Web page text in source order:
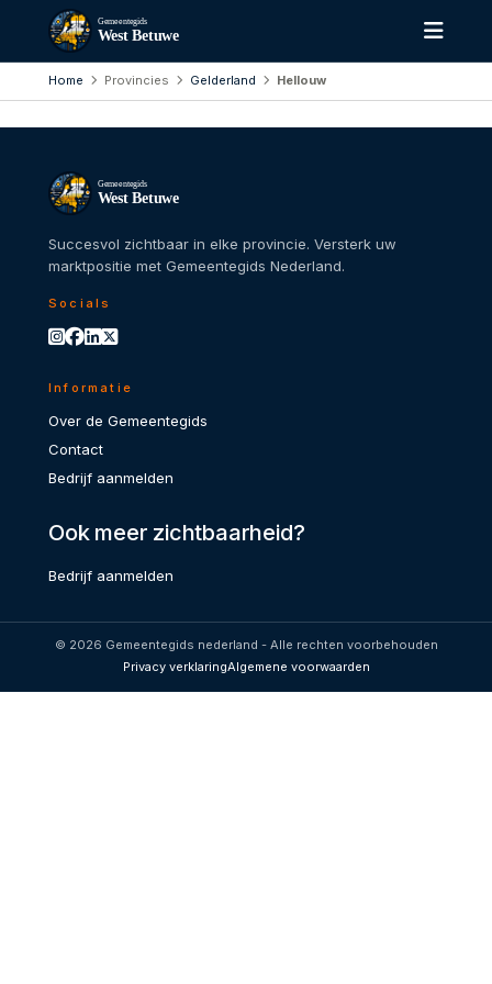
Gemeentegids
West Betuwe
Home Provincies Gelderland Hellouw
Gemeentegids
West Betuwe
Succesvol zichtbaar in elke provincie. Versterk uw
marktpositie met Gemeentegids Nederland.
Socials
Informatie
Over de Gemeentegids
Contact
Bedrijf aanmelden
Ook meer zichtbaarheid?
Bedrijf aanmelden
© 2026 Gemeentegids nederland - Alle rechten voorbehouden
Privacy verklaringAlgemene voorwaarden